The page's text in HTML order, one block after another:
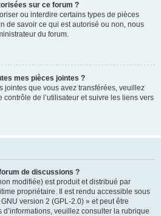
sur ce forum ?
ou interdire certains types de pièces
de savoir ce qui est autorisé ou non, nous
du forum.
mes pièces jointes ?
jointes que vous avez transférées, veuillez
de l’utilisateur et suivre les liens vers
de discussions ?
modifiée) est produit et distribué par
propriétaire. Il est rendu accessible sous
version 2 (GPL-2.0) » et peut être
veuillez consulter la rubrique